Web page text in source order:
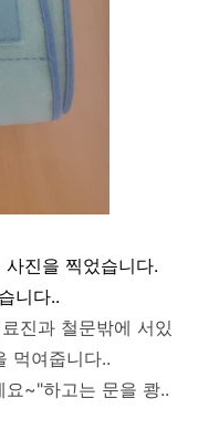
진을 찍었습니다.
니다..
진과 철문밖에 서있
먹여줍니다..
~"하고는 문을 쾅..